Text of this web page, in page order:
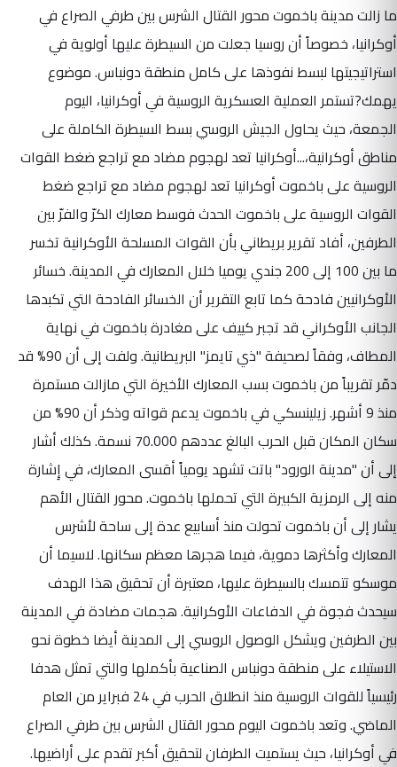
ما زالت مدينة باخموت محور القتال الشرس بين طرفي الصراع في
أوكرانيا، خصوصاً أن روسيا جعلت من السيطرة عليها أولوية في
استراتيجيتها لبسط نفوذها على كامل منطقة دونباس. موضوع
يهمك?تستمر العملية العسكرية الروسية في أوكرانيا، اليوم
الجمعة، حيث يحاول الجيش الروسي بسط السيطرة الكاملة على
مناطق أوكرانية،...أوكرانيا تعد لهجوم مضاد مع تراجع ضغط القوات
الروسية على باخموت أوكرانيا تعد لهجوم مضاد مع تراجع ضغط
القوات الروسية على باخموت الحدث فوسط معارك الكرّ والفرّ بين
الطرفين، أفاد تقرير بريطاني بأن القوات المسلحة الأوكرانية تخسر
ما بين 100 إلى 200 جندي يوميا خلال المعارك في المدينة. خسائر
الأوكرانيين فادحة كما تابع التقرير أن الخسائر الفادحة التي تكبدها
الجانب الأوكراني قد تجبر كييف على مغادرة باخموت في نهاية
المطاف، وفقاً لصحيفة "ذي تايمز" البريطانية. ولفت إلى أن 90% قد
دمّر تقريباً من باخموت بسب المعارك الأخيرة التي مازالت مستمرة
منذ 9 أشهر. زيلينسكي في باخموت يدعم قواته وذكر أن 90% من
سكان المكان قبل الحرب البالغ عددهم 70.000 نسمة. كذلك أشار
إلى أن "مدينة الورود" باتت تشهد يومياً أقسى المعارك، في إِشارة
منه إلى الرمزية الكبيرة التي تحملها باخموت. محور القتال الأهم
يشار إلى أن باخموت تحولت منذ أسابيع عدة إلى ساحة لأشرس
المعارك وأكثرها دموية، فيما هجرها معظم سكانها. لاسيما أن
موسكو تتمسك بالسيطرة عليها، معتبرة أن تحقيق هذا الهدف
سيحدث فجوة في الدفاعات الأوكرانية. هجمات مضادة في المدينة
بين الطرفين ويشكل الوصول الروسي إلى المدينة أيضا خطوة نحو
الاستيلاء على منطقة دونباس الصناعية بأكملها والتي تمثل هدفا
رئيسياً للقوات الروسية منذ انطلاق الحرب في 24 فبراير من العام
الماضي. وتعد باخموت اليوم محور القتال الشرس بين طرفي الصراع
في أوكرانيا، حيث يستميت الطرفان لتحقيق أكبر تقدم على أراضيها.